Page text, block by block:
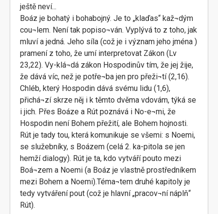
ještě neví...
Boáz je bohatý i bohabojný. Je to „klaďas“ kaž¬dým
cou¬lem. Není tak popiso¬ván. Vyplývá to z toho, jak
mluví a jedná. Jeho síla (což je i význam jeho jména )
pramení z toho, že umí interpretovat Zákon (Lv
23,22). Vy-klá¬dá zákon Hospodinův tím, že jej žije,
že dává víc, než je potře¬ba jen pro přeži¬tí (2,16).
Chléb, který Hospodin dává svému lidu (1,6),
přichá¬zí skrze něj i k těmto dvěma vdovám, týká se
i jich. Přes Boáze a Rút poznává i No-e¬mi, že
Hospodin není Bohem přežití, ale Bohem hojnosti.
Rút je tady tou, která komunikuje se všemi: s Noemi,
se služebníky, s Boázem (celá 2. ka-pitola se jen
hemží dialogy). Rút je ta, kdo vytváří pouto mezi
Boá¬zem a Noemi (a Boáz je vlastně prostředníkem
mezi Bohem a Noemi).Téma¬tem druhé kapitoly je
tedy vytváření pout (což je hlavní „pracov¬ní náplň“
Rút).